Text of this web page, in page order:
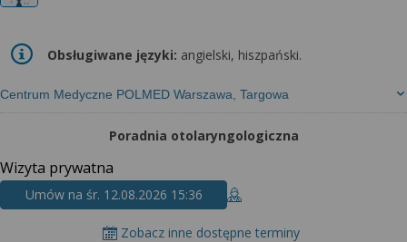
Centrum Medyczne POLMED Warszawa, Targowa
Obsługiwane języki: angielski, hiszpański.
Poradnia otolaryngologiczna
Wizyta prywatna
Umów na śr. 12.08.2026 15:36
Zobacz inne dostępne terminy